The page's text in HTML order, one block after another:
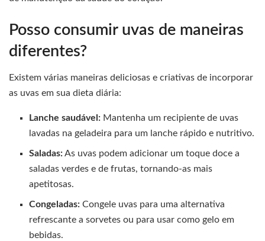
Posso consumir uvas de maneiras
diferentes?
Existem várias maneiras deliciosas e criativas de incorporar
as uvas em sua dieta diária:
Lanche saudável: Mantenha um recipiente de uvas
lavadas na geladeira para um lanche rápido e nutritivo.
Saladas:As uvas podem adicionar um toque doce a
saladas verdes e de frutas, tornando-as mais
apetitosas.
Congeladas: Congele uvas para uma alternativa
refrescante a sorvetes ou para usar como gelo em
bebidas.